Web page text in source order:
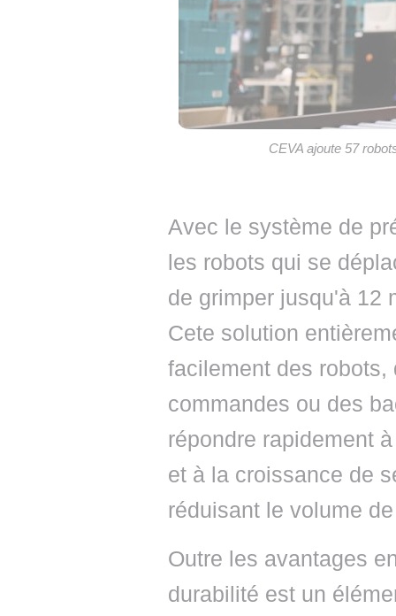
CEVA ajoute 57
Avec le système de
les robots qui se
de grimper jusqu'à 12
Cete solution
facilement des
commandes ou des
répondre rapidement
et à la croissance de
réduisant le volume
Outre les avantages
durabilité est un